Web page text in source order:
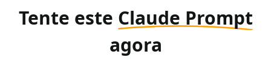
Tente este Claude Prompt
agora